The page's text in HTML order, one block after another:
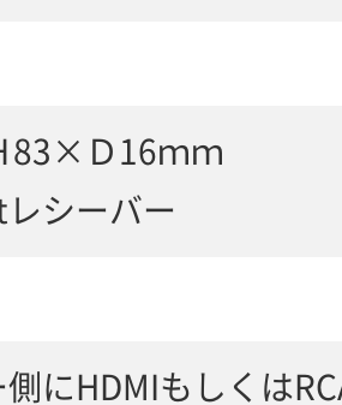
83×Ｄ16ｍｍ
シーバー
側にHDMIもしくは